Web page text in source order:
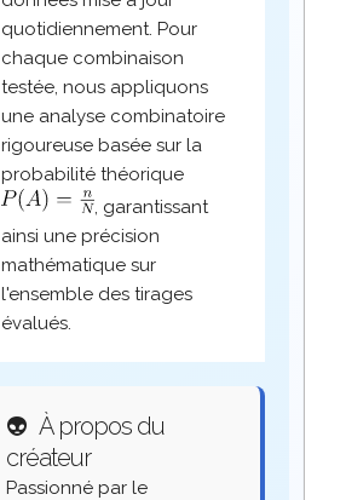
quotidiennement. Pour
chaque combinaison
testée, nous appliquons
une analyse combinatoire
rigoureuse basée sur la
probabilité théorique
, garantissant
ainsi une précision
mathématique sur
l'ensemble des tirages
évalués.
👽 À propos du
créateur
Passionné par le